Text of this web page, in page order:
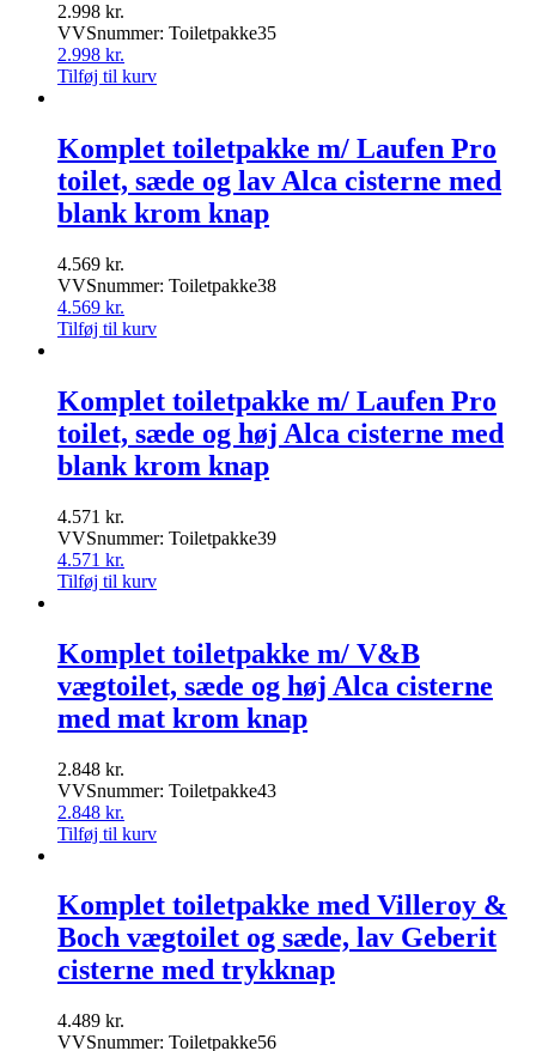
2.998 kr.
VVSnummer: Toiletpakke35
2.998 kr.
Tilføj til kurv
Komplet toiletpakke m/ Laufen Pro
toilet, sæde og lav Alca cisterne med
blank krom knap
4.569 kr.
VVSnummer: Toiletpakke38
4.569 kr.
Tilføj til kurv
Komplet toiletpakke m/ Laufen Pro
toilet, sæde og høj Alca cisterne med
blank krom knap
4.571 kr.
VVSnummer: Toiletpakke39
4.571 kr.
Tilføj til kurv
Komplet toiletpakke m/ V&B
vægtoilet, sæde og høj Alca cisterne
med mat krom knap
2.848 kr.
VVSnummer: Toiletpakke43
2.848 kr.
Tilføj til kurv
Komplet toiletpakke med Villeroy &
Boch vægtoilet og sæde, lav Geberit
cisterne med trykknap
4.489 kr.
VVSnummer: Toiletpakke56